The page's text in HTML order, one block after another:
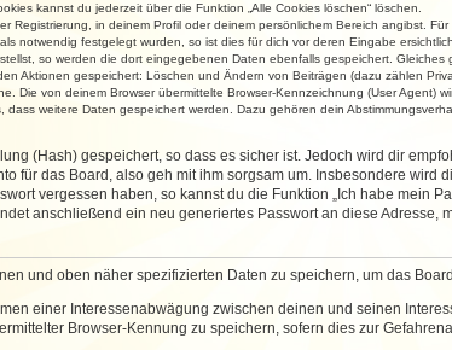
kannst du jederzeit über die Funktion „Alle Cookies löschen“ löschen.
Registrierung, in deinem Profil oder deinem persönlichem Bereich angibst.
notwendig festgelegt wurden, so ist dies für dich vor deren Eingabe
so werden die dort eingegebenen Daten ebenfalls gespeichert.
Aktionen gespeichert: Löschen und Ändern von Beiträgen (dazu zählen
Die von deinem Browser übermittelte Browser-Kennzeichnung (User Agent)
weitere Daten gespeichert werden. Dazu gehören dein
(Hash) gespeichert, so dass es sicher ist. Jedoch wird dir
für das Board, also geh mit ihm sorgsam um. Insbesondere
vergessen haben, so kannst du die Funktion „Ich habe mein
anschließend ein neu generiertes Passwort an diese Adresse,
und oben näher spezifizierten Daten zu speichern, um das
einer Interessenabwägung zwischen deinen und seinen
Browser-Kennung zu speichern, sofern dies zur